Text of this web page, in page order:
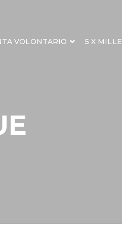
VOLONTARIO 5 X MILLE